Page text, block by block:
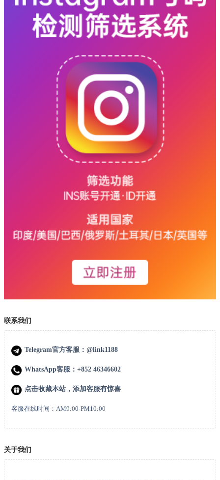
联系我们
Telegram官方客服：@link1188
WhatsApp客服：+852 46346602
点击收藏本站，添加客服有惊喜
客服在线时间：AM9:00-PM10:00
关于我们